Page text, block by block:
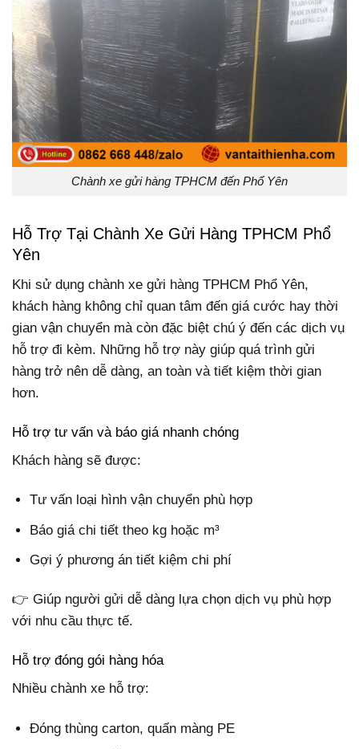
Chành xe gửi hàng TPHCM đến Phổ Yên
Hỗ Trợ Tại Chành Xe Gửi Hàng TPHCM Phổ
Yên
Khi sử dụng chành xe gửi hàng TPHCM Phổ Yên,
khách hàng không chỉ quan tâm đến giá cước hay thời
gian vận chuyển mà còn đặc biệt chú ý đến các dịch vụ
hỗ trợ đi kèm. Những hỗ trợ này giúp quá trình gửi
hàng trở nên dễ dàng, an toàn và tiết kiệm thời gian
hơn.
Hỗ trợ tư vấn và báo giá nhanh chóng
Khách hàng sẽ được:
Tư vấn loại hình vận chuyển phù hợp
Báo giá chi tiết theo kg hoặc m³
Gợi ý phương án tiết kiệm chi phí
👉 Giúp người gửi dễ dàng lựa chọn dịch vụ phù hợp
với nhu cầu thực tế.
Hỗ trợ đóng gói hàng hóa
Nhiều chành xe hỗ trợ:
Đóng thùng carton, quấn màng PE